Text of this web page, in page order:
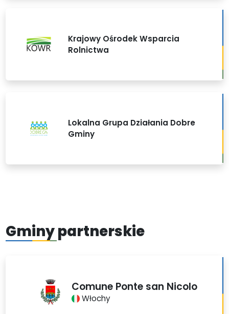
Krajowy Ośrodek Wsparcia
Rolnictwa
Lokalna Grupa Działania Dobre
Gminy
Gminy partnerskie
Comune Ponte san Nicolo
Włochy